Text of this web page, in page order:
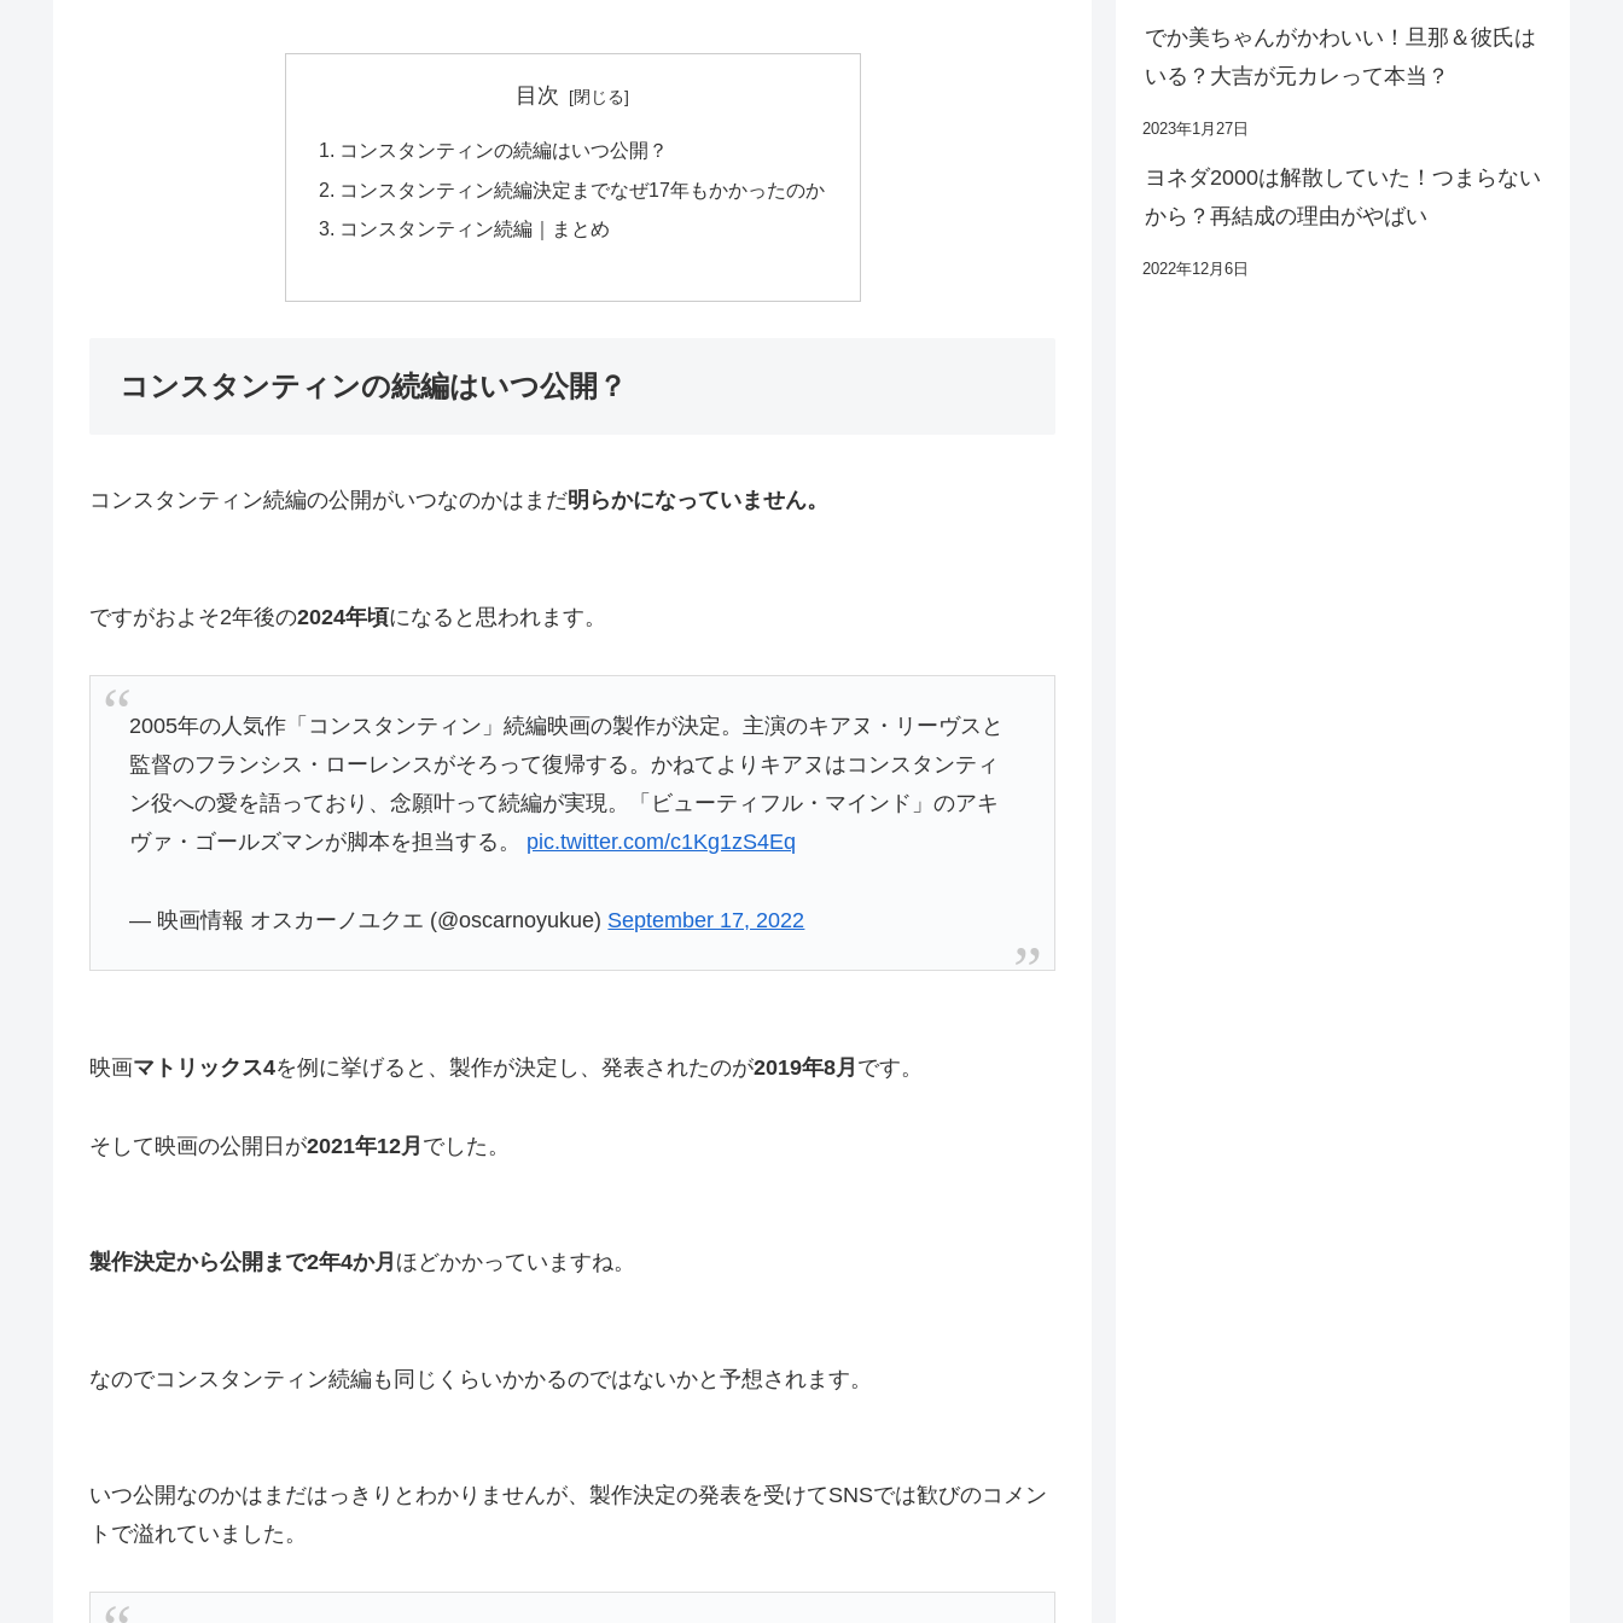
目次
コンスタンティンの続編はいつ公開？
コンスタンティン続編決定までなぜ17年もかかったのか
コンスタンティン続編｜まとめ
コンスタンティンの続編はいつ公開？
コンスタンティン続編の公開がいつなのかはまだ明らかになっていません。
ですがおよそ2年後の2024年頃になると思われます。
2005年の人気作「コンスタンティン」続編映画の製作が決定。主演のキアヌ・リーヴスと
監督のフランシス・ローレンスがそろって復帰する。かねてよりキアヌはコンスタンティ
ン役への愛を語っており、念願叶って続編が実現。「ビューティフル・マインド」のアキ
ヴァ・ゴールズマンが脚本を担当する。 pic.twitter.com/c1Kg1zS4Eq
— 映画情報 オスカーノユクエ (@oscarnoyukue) September 17, 2022
映画マトリックス4を例に挙げると、製作が決定し、発表されたのが2019年8月 です。
そして映画の公開日が2021年12月 でした。
製作決定から公開まで2年4か月 ほどかかっていますね。
なのでコンスタンティン続編も同じくらいかかるのではないかと予想されます。
いつ公開なのかはまだはっきりとわかりませんが、製作決定の発表を受けてSNSでは歓びのコメン
トで溢れていました。
でか美ちゃんがかわいい！旦那＆彼氏は
いる？大吉が元カレって本当？
2023年1月27日
ヨネダ2000は解散していた！つまらない
から？再結成の理由がやばい
2022年12月6日